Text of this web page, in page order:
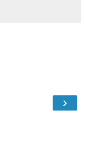
›